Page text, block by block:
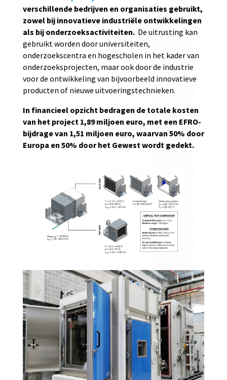
verschillende bedrijven en organisaties gebruikt,
zowel bij innovatieve industriële ontwikkelingen
als bij onderzoeksactiviteiten. De uitrusting kan
gebruikt worden door universiteiten,
onderzoekscentra en hogescholen in het kader van
onderzoeksprojecten, maar ook door de industrie
voor de ontwikkeling van bijvoorbeeld innovatieve
producten of nieuwe uitvoeringstechnieken.
In financieel opzicht bedragen de totale kosten
van het project 1,89 miljoen euro, met een EFRO-
bijdrage van 1,51 miljoen euro, waarvan 50% door
Europa en 50% door het Gewest wordt gedekt.